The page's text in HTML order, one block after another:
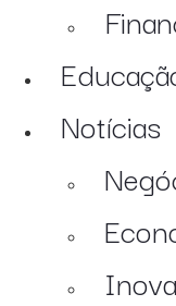
Notícias